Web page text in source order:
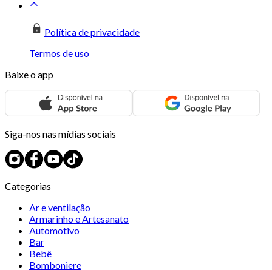
Política de privacidade
Termos de uso
Baixe o app
Siga-nos nas mídias sociais
Categorias
Ar e ventilação
Armarinho e Artesanato
Automotivo
Bar
Bebê
Bomboniere